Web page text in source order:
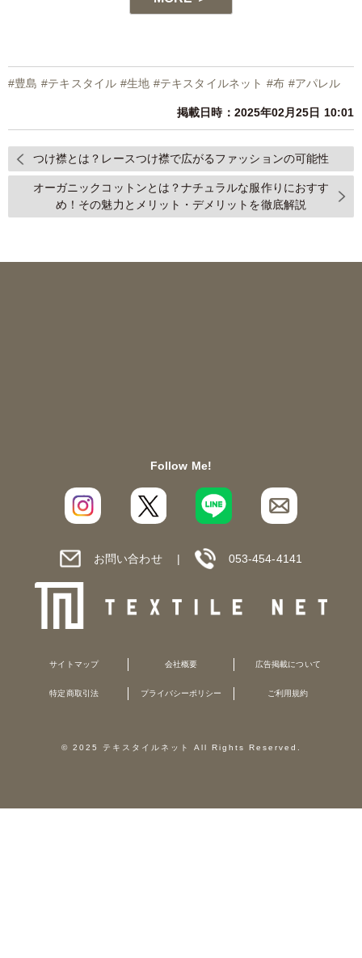
#豊島 #テキスタイル #生地 #テキスタイルネット #布 #アパレル
掲載日時：2025年02月25日 10:01
つけ襟とは？レースつけ襟で広がるファッションの可能性
オーガニックコットンとは？ナチュラルな服作りにおすす
め！その魅力とメリット・デメリットを徹底解説
Follow Me!
お問い合わせ 053-454-4141
サイトマップ 会社概要 広告掲載について
特定商取引法 プライバシーポリシー ご利用規約
© 2025 テキスタイルネット All Rights Reserved.